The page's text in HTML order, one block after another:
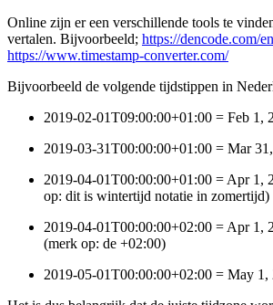
Online zijn er een verschillende tools te
vertalen. Bijvoorbeeld; https://dencode.com/
https://www.timestamp-converter.com/
Bijvoorbeeld de volgende tijdstippen in
2019-02-01T09:00:00+01:00 = Feb 1,
2019-03-31T00:00:00+01:00 = Mar
2019-04-01T00:00:00+01:00 = Apr 1,
op: dit is wintertijd notatie in zomertijd)
2019-04-01T00:00:00+02:00 = Apr 1,
(merk op: de +02:00)
2019-05-01T00:00:00+02:00 = May